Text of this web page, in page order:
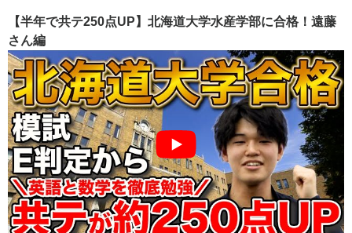
【半年で共テ250点UP】北海道大学水産学部に合格！遠藤
さん編